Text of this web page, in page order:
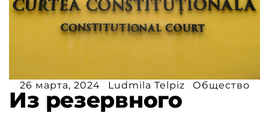
26 марта, 2024 Ludmila Telpiz Общество
Из резервного